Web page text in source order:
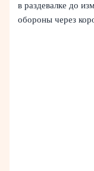
в раздевалке до
обороны через